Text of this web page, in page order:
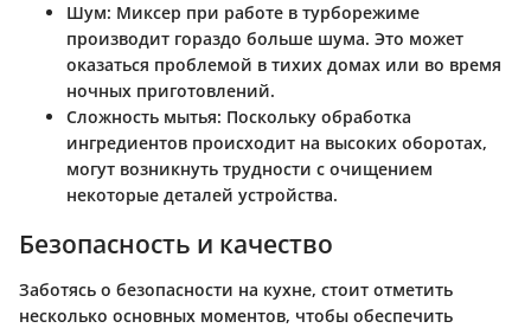
Шум: Миксер при работе в турборежиме
производит гораздо больше шума. Это может
оказаться проблемой в тихих домах или во время
ночных приготовлений.
Сложность мытья: Поскольку обработка
ингредиентов происходит на высоких оборотах,
могут возникнуть трудности с очищением
некоторые деталей устройства.
Безопасность и качество
Заботясь о безопасности на кухне, стоит отметить
несколько основных моментов, чтобы обеспечить